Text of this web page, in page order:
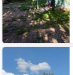
База
отдыха
Валдайская